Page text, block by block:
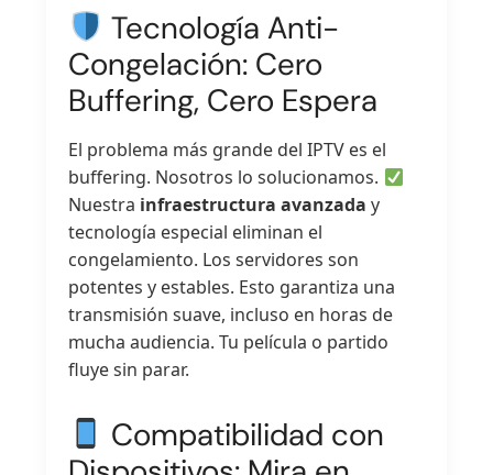
Tecnología Anti-
Congelación: Cero
Buffering, Cero Espera
El problema más grande del IPTV es el
buffering. Nosotros lo solucionamos.
Nuestra infraestructura avanzada y
tecnología especial eliminan el
congelamiento. Los servidores son
potentes y estables. Esto garantiza una
transmisión suave, incluso en horas de
mucha audiencia. Tu película o partido
fluye sin parar.
Compatibilidad con